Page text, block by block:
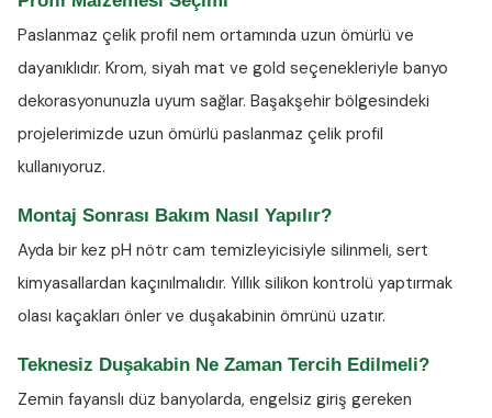
Paslanmaz çelik profil nem ortamında uzun ömürlü ve
dayanıklıdır. Krom, siyah mat ve gold seçenekleriyle banyo
dekorasyonunuzla uyum sağlar. Başakşehir bölgesindeki
projelerimizde uzun ömürlü paslanmaz çelik profil
kullanıyoruz.
Montaj Sonrası Bakım Nasıl Yapılır?
Ayda bir kez pH nötr cam temizleyicisiyle silinmeli, sert
kimyasallardan kaçınılmalıdır. Yıllık silikon kontrolü yaptırmak
olası kaçakları önler ve duşakabinin ömrünü uzatır.
Teknesiz Duşakabin Ne Zaman Tercih Edilmeli?
Zemin fayanslı düz banyolarda, engelsiz giriş gereken